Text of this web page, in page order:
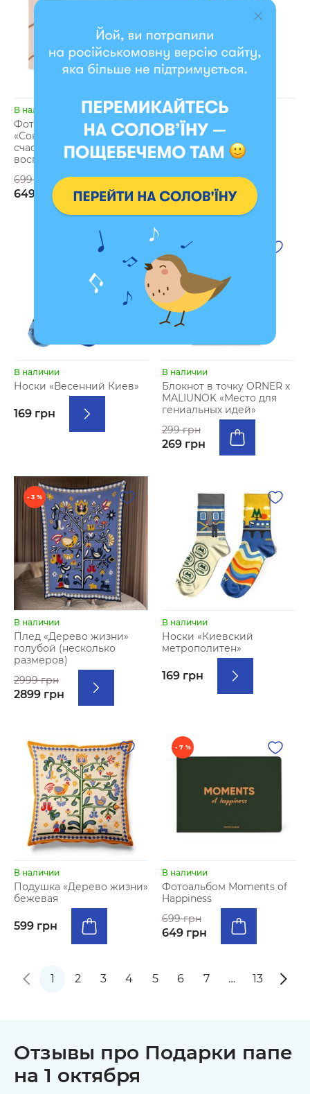
В наличии
Фотоальбом А4
«Сокровищница
счастливых
воспоминаний» бежевый
699 грн
649 грн
В наличии
Носки «Мельница»
169 грн
В наличии
Носки «Весенний Киев»
169 грн
- 10 %
В наличии
Блокнот в точку ORNER х
MALIUNOK «Место для
гениальных идей»
299 грн
269 грн
- 3 %
В наличии
Плед «Дерево жизни»
голубой (несколько
размеров)
2999 грн
2899 грн
В наличии
Носки «Киевский
метрополитен»
169 грн
В наличии
Подушка «Дерево жизни»
бежевая
599 грн
- 7 %
В наличии
Фотоальбом Moments of
Happiness
699 грн
649 грн
1 2 3 4 5 6 7 … 13
Отзывы про Подарки папе
на 1 октября